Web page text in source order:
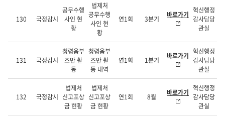
130 국정감시
공무수행
사인 현
황
법제처
공무수행
사인 현
황
연1회 3분기 바로가기 혁신행정
감사담당
관실
131 국정감시
청렴옴부
즈만 활
동
청렴옴부
즈만 활
동 내역
연1회 1분기 바로가기 혁신행정
감사담당
관실
132 국정감시
법제처
신고포상
금 현황
법제처
신고포상
금 현황
연1회 8월 바로가기 혁신행정
감사담당
관실